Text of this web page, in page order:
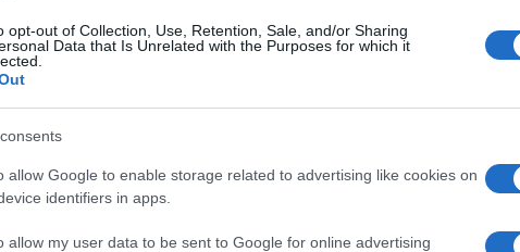
opt-out of Collection, Use, Retention, Sale, and/or Sharing
Data that Is Unrelated with the Purposes for which it
allow Google to enable storage related to advertising like cookies on
identifiers in apps.
allow my user data to be sent to Google for online advertising
comercio
son bienes intermedios esenciales
se exportan. Por ejemplo, el cobre es un
pero esta dependencia de